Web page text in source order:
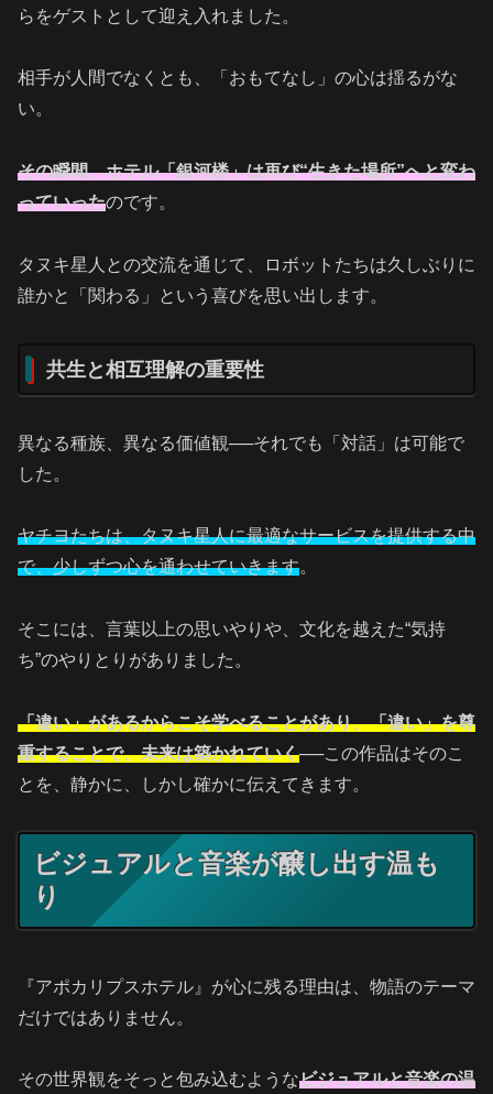
らをゲストとして迎え入れました。
相手が人間でなくとも、「おもてなし」の心は揺るがな
い。
その瞬間、ホテル「銀河楼」は再び“生きた場所”へと変わ
っていったのです。
タヌキ星人との交流を通じて、ロボットたちは久しぶりに
誰かと「関わる」という喜びを思い出します。
共生と相互理解の重要性
異なる種族、異なる価値観──それでも「対話」は可能で
した。
ヤチヨたちは、タヌキ星人に最適なサービスを提供する中
で、少しずつ心を通わせていきます。
そこには、言葉以上の思いやりや、文化を越えた“気持
ち”のやりとりがありました。
「違い」があるからこそ学べることがあり、「違い」を尊
重することで、未来は築かれていく──この作品はそのこ
とを、静かに、しかし確かに伝えてきます。
ビジュアルと音楽が醸し出す温も
り
『アポカリプスホテル』が心に残る理由は、物語のテーマ
だけではありません。
その世界観をそっと包み込むようなビジュアルと音楽の温